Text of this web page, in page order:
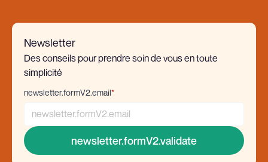
Newsletter
Des conseils pour prendre soin de vous en toute
simplicité
newsletter.formV2.email*
newsletter.formV2.validate